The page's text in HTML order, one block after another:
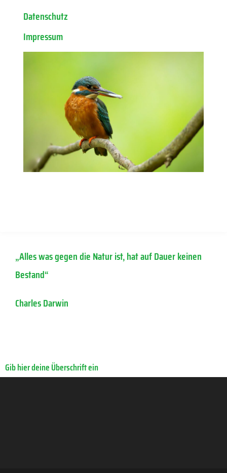
„Alles was gegen die Natur ist, hat auf Dauer keinen
Bestand“
Charles Darwin
Datenschutz
Impressum
Gib hier deine Überschrift ein